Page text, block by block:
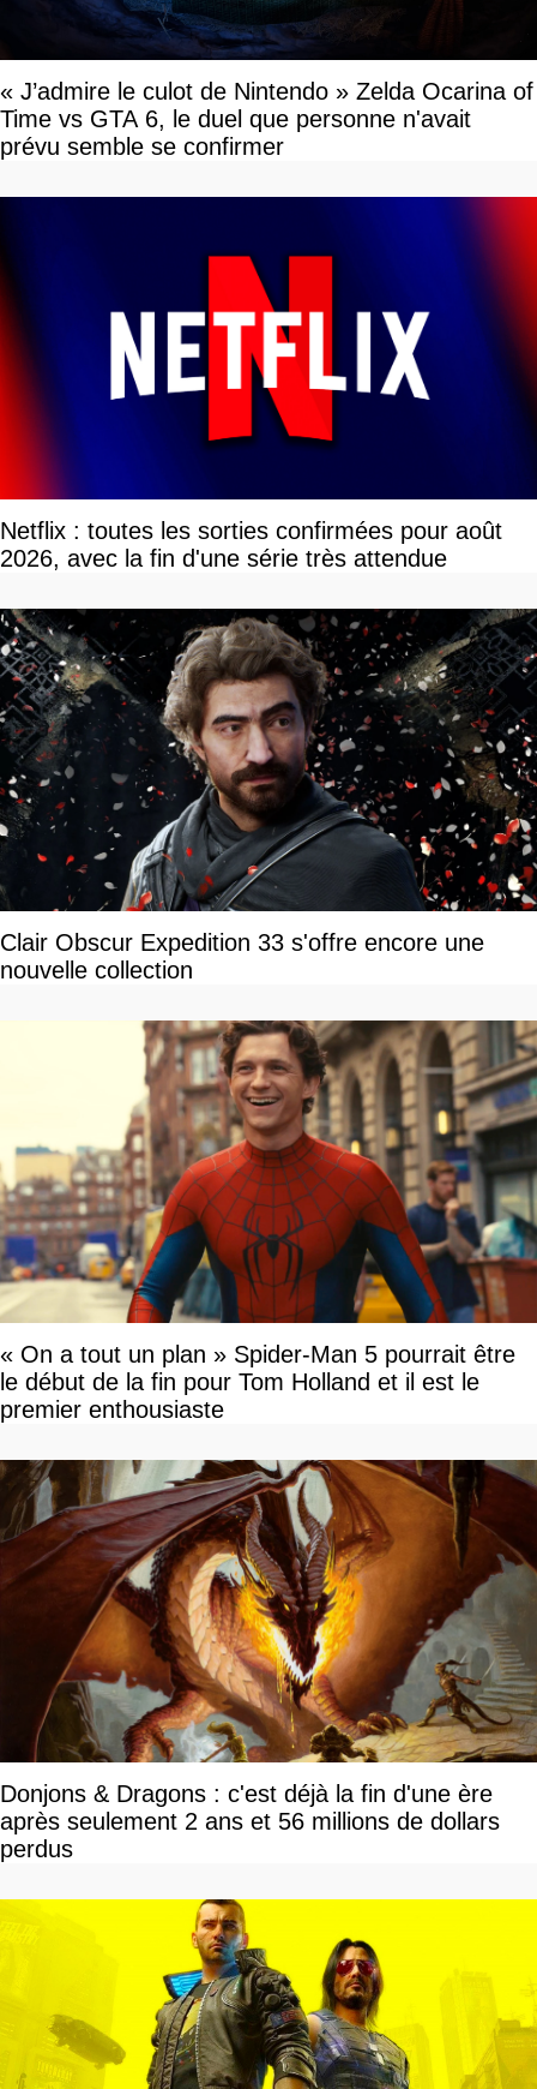
« J’admire le culot de Nintendo » Zelda Ocarina of
Time vs GTA 6, le duel que personne n'avait
prévu semble se confirmer
Netflix : toutes les sorties confirmées pour août
2026, avec la fin d'une série très attendue
Clair Obscur Expedition 33 s'offre encore une
nouvelle collection
« On a tout un plan » Spider-Man 5 pourrait être
le début de la fin pour Tom Holland et il est le
premier enthousiaste
Donjons & Dragons : c'est déjà la fin d'une ère
après seulement 2 ans et 56 millions de dollars
perdus